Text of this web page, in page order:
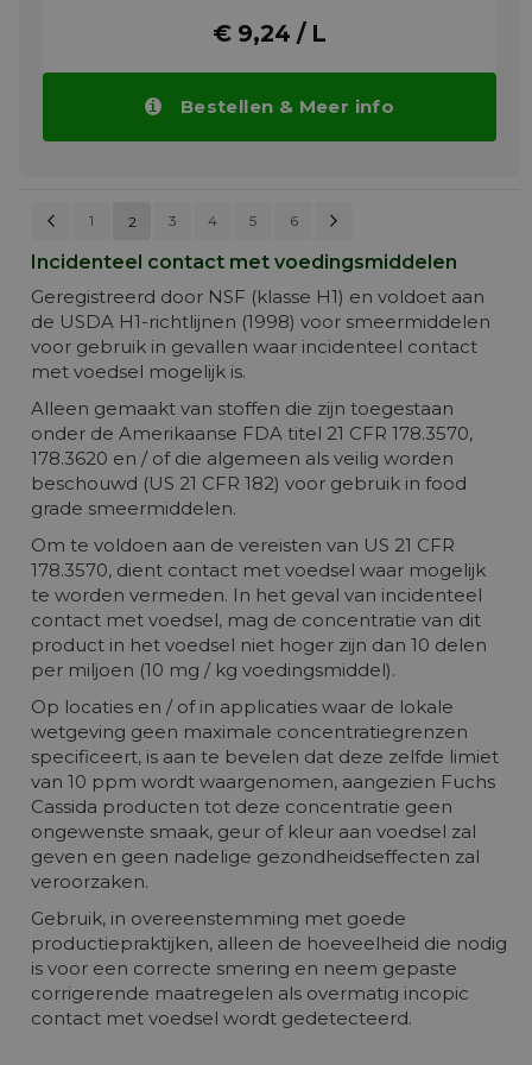
merknaam. Menging met andere
tandwieloliën moet echter worden
vermeden om de voordelen van het product
volledig te benutten. Een volledige
olieverversing wordt aanbevolen bij de
omschakeling naar TITAN ATF 4000. Voor
veiligheidsinformatieblad.
Meer info
€ 9,24 / L
Bestellen & Meer info
PAGINAPagina
Vorige Pagina
1 U lees momenteel pagina
2 Pagina
3 4 5 6
Incidenteel contact met voedingsmiddelen
Geregistreerd door NSF (klasse H1) en voldoet aan
de USDA H1-richtlijnen (1998) voor smeermiddelen
voor gebruik in gevallen waar incidenteel contact
met voedsel mogelijk is.
Alleen gemaakt van stoffen die zijn toegestaan
onder de Amerikaanse FDA titel 21 CFR 178.3570,
178.3620 en / of die algemeen als veilig worden
beschouwd (US 21 CFR 182) voor gebruik in food
grade smeermiddelen.
Om te voldoen aan de vereisten van US 21 CFR
178.3570, dient contact met voedsel waar mogelijk
te worden vermeden. In het geval van incidenteel
contact met voedsel, mag de concentratie van dit
product in het voedsel niet hoger zijn dan 10 delen
per miljoen (10 mg / kg voedingsmiddel).
Op locaties en / of in applicaties waar de lokale
wetgeving geen maximale concentratiegrenzen
specificeert, is aan te bevelen dat deze zelfde limiet
van 10 ppm wordt waargenomen, aangezien Fuchs
Cassida producten tot deze concentratie geen
ongewenste smaak, geur of kleur aan voedsel zal
geven en geen nadelige gezondheidseffecten zal
veroorzaken.
Gebruik, in overeenstemming met goede
productiepraktijken, alleen de hoeveelheid die nodig
is voor een correcte smering en neem gepaste
corrigerende maatregelen als overmatig incopic
contact met voedsel wordt gedetecteerd.